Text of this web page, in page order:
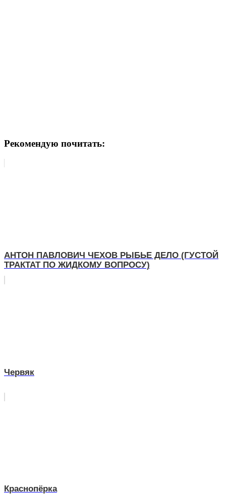
Рекомендую почитать:
АНТОН ПАВЛОВИЧ ЧЕХОВ РЫБЬЕ ДЕЛО (ГУСТОЙ
ТРАКТАТ ПО ЖИДКОМУ ВОПРОСУ)
Червяк
Краснопёрка